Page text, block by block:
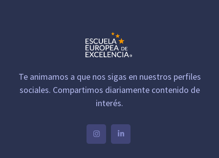
Te animamos a que nos sigas en nuestros perfiles
sociales. Compartimos diariamente contenido de
interés.